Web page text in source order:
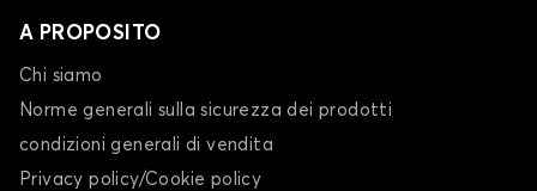
A PROPOSITO
Chi siamo
Norme generali sulla sicurezza dei prodotti
condizioni generali di vendita
Privacy policy/Cookie policy